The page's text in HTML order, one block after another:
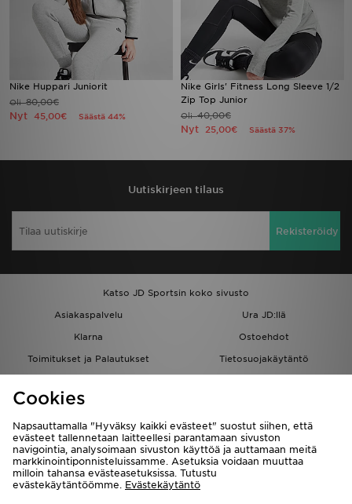
Nike Huppari Juniorit
Oli80,00€
Nyt 45,00€ Säästä 44%
Nike Girls' Fitness Long Sleeve 1/2
Zip Top Junior
Oli40,00€
Nyt 25,00€ Säästä 37%
Uutiskirjeen tilaus
Rekisteröidy
Katso JD Sportsin koko sivusto
Asiakaspalvelu
Ura JD:llä
Klarna
Ostoehdot
Toimitukset ja Palautukset
Tietosuojakäytäntö
Löydä myymälä
Kumppanuusohjelma
JD Blog
Cookies
Napsauttamalla "Hyväksy kaikki evästeet" suostut siihen, että
evästeet tallennetaan laitteellesi parantamaan sivuston
navigointia, analysoimaan sivuston käyttöä ja auttamaan meitä
markkinointiponnisteluissamme. Asetuksia voidaan muuttaa
milloin tahansa evästeasetuksissa. Tutustu
evästekäytäntöömme. Evästekäytäntö